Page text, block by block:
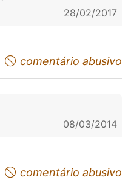
28/02/2017
comentário abusivo
08/03/2014
comentário abusivo